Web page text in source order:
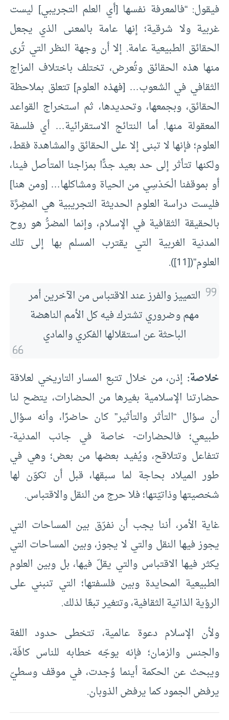
فيقول: “فالمعرفة نفسها [أي العلم التجريبي] ليست
غربية ولا شرقية؛ إنها عامة بالمعنى الذي يجعل
الحقائق الطبيعية عامة. إلا أن وجهة النظر التي تُرى
منها هذه الحقائق وتُعرض، تختلف باختلاف المزاج
الثقافي في الشعوب… [فهذه العلوم] تتعلق بملاحظة
الحقائق، وبجمعها، وتحديدها، ثم استخراج القواعد
المعقولة منها. أما النتائج الاستقرائية… أي فلسفة
العلوم؛ فإنها لا تبنى إلا على الحقائق والمشاهدة فقط،
ولكنها تتأثر إلى حد بعيد جدًّا بمزاجنا المتأصل فينا،
أو بموقفنا الْحَدْسِي من الحياة ومشاكلها… [ومن هنا]
فليست دراسة العلوم الحديثة التجريبية هي المضِرَّة
بالحقيقة الثقافية في الإسلام، وإنما المضرُّ هو روح
المدنية الغربية التي يقترب المسلم بها إلى تلك
العلوم”([11]
).
التمييز والفرز عند الاقتباس من الآخرين أمر
مهم وضروري تشترك فيه كل الأمم الناهضة
الباحثة عن استقلالها الفكري والمادي
خلاصة: إذن، من خلال تتبع المسار التاريخي لعلاقة
حضارتنا الإسلامية بغيرها من الحضارات، يتضح لنا
أن سؤال “التأثر والتأثير” كان حاضرًا، وأنه سؤال
طبيعي؛ فالحضارات- خاصة في جانب المدنية-
تتفاعل وتتلاقح، ويُفيد بعضها من بعض؛ وهي في
طور الميلاد بحاجة لما سبقها، قبل أن تكوّن لها
شخصيتها وذاتيّتها؛ فلا حرج من النقل والاقتباس.
غاية الأمر، أننا يجب أن نفرّق بين المساحات التي
يجوز فيها النقل والتي لا يجوز، وبين المساحات التي
يكثر فيها الاقتباس والتي يقلّ فيها، بل وبين العلوم
الطبيعية المحايدة وبين فلسفتها؛ التي تنبني على
الرؤية الذاتية الثقافية، وتتغير تبعًا لذلك.
ولأن الإسلام دعوة عالمية، تتخطى حدود اللغة
والجنس والزمان؛ فإنه يوجّه خطابه للناس كافّة،
ويبحث عن الحكمة أينما وُجدت، في موقف وسطيّ
يرفض الجمود كما يرفض الذوبان.